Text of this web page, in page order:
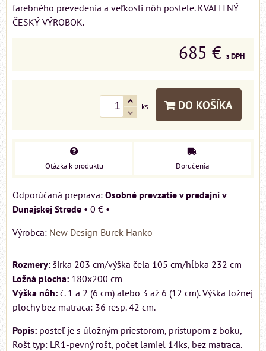
farebného prevedenia a veľkosti nôh postele. KVALITNÝ
ČESKÝ VÝROBOK.
685 € s DPH
ks DO KOŠÍKA
Otázka k produktu Doručenia
Osobné prevzatie v predajni v
Dunajskej Strede • 0 € •
Výrobca: New Design Burek Hanko
Rozmery: šírka 203 cm/výška čela 105 cm/hĺbka 232 cm
Ložná plocha: 180x200 cm
Výška nôh: č. 1 a 2 (6 cm) alebo 3 až 6 (12 cm). Výška ložnej
plochy bez matraca: 36 resp. 42 cm.
Popis: posteľ je s úložným priestorom, prístupom z boku,
Rošt typ: LR1-pevný rošt, počet lamiel 14ks, bez matraca.